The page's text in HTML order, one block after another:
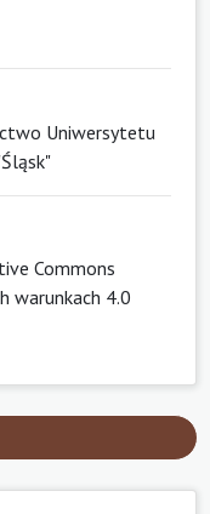
Uniwersytetu
Commons
warunkach 4.0